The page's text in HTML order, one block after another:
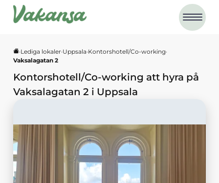
·Lediga lokaler·Uppsala·Kontorshotell/Co-working·
Vaksalagatan 2
Kontorshotell/Co-working att hyra på
Vaksalagatan 2 i Uppsala